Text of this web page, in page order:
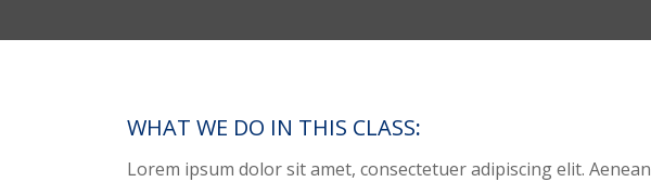
WHAT WE DO IN THIS CLASS:
Lorem ipsum dolor sit amet, consectetuer adipiscing elit. Aenean